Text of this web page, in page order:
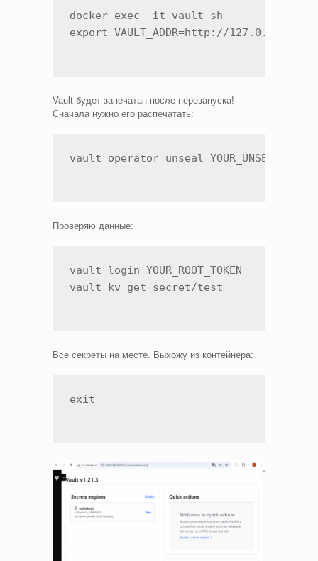
docker exec -it vault sh
export VAULT_ADDR=http://127.0.0.1:8200
Vault будет запечатан после перезапуска!
Сначала нужно его распечатать:
vault operator unseal YOUR_UNSEAL_KEY
Проверяю данные:
vault login YOUR_ROOT_TOKEN
vault kv get secret/test
Все секреты на месте. Выхожу из контейнера:
exit